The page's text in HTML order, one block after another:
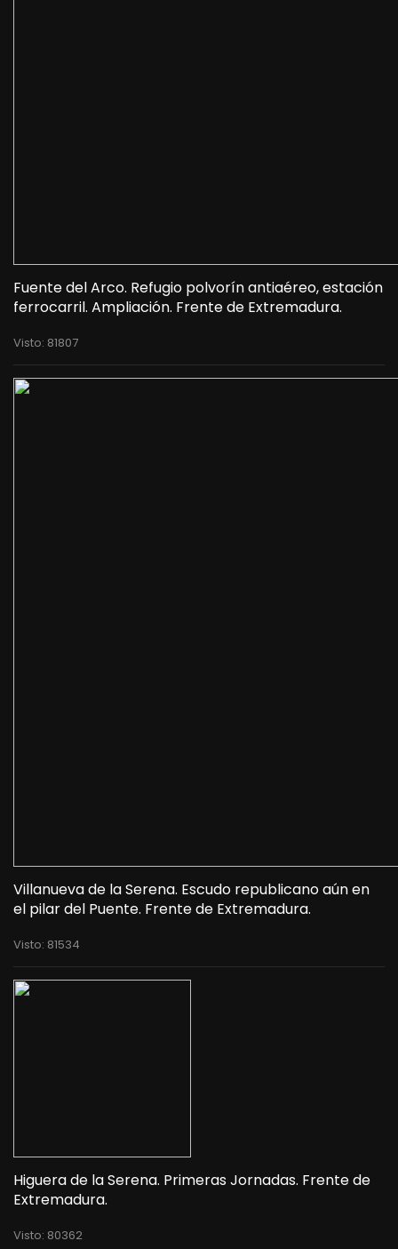
Fuente del Arco. Refugio polvorín antiaéreo, estación
ferrocarril. Ampliación. Frente de Extremadura.
Visto: 81807
Villanueva de la Serena. Escudo republicano aún en
el pilar del Puente. Frente de Extremadura.
Visto: 81534
Higuera de la Serena. Primeras Jornadas. Frente de
Extremadura.
Visto: 80362